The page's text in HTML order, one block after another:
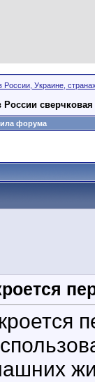
России, Украине,
России
форума